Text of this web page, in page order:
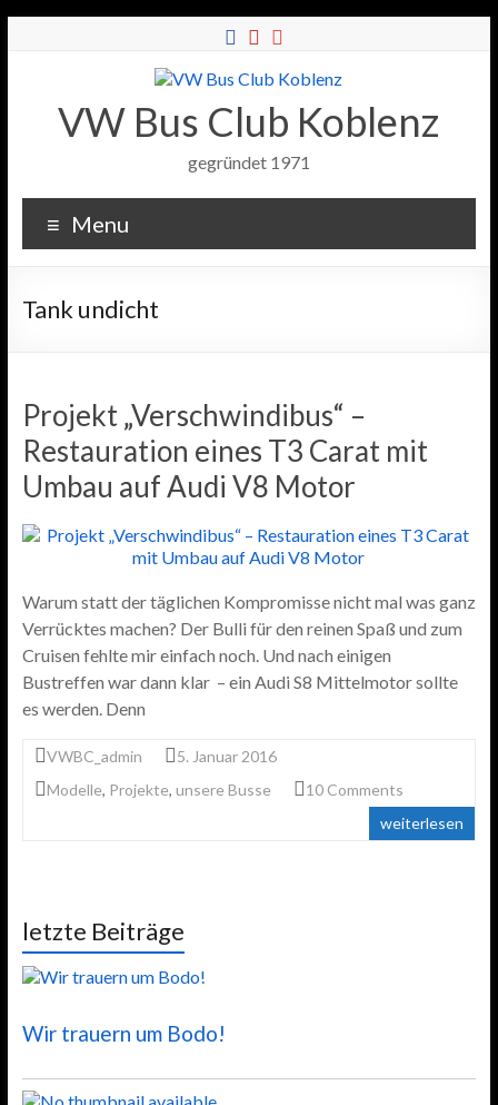
VW Bus Club Koblenz
gegründet 1971
Menu
Tank undicht
Projekt „Verschwindibus“ –
Restauration eines T3 Carat mit
Umbau auf Audi V8 Motor
Warum statt der täglichen Kompromisse nicht mal was ganz
Verrücktes machen? Der Bulli für den reinen Spaß und zum
Cruisen fehlte mir einfach noch. Und nach einigen
Bustreffen war dann klar – ein Audi S8 Mittelmotor sollte
es werden. Denn
VWBC_admin
5. Januar 2016
Modelle, Projekte, unsere Busse
10 Comments
weiterlesen
letzte Beiträge
Wir trauern um Bodo!